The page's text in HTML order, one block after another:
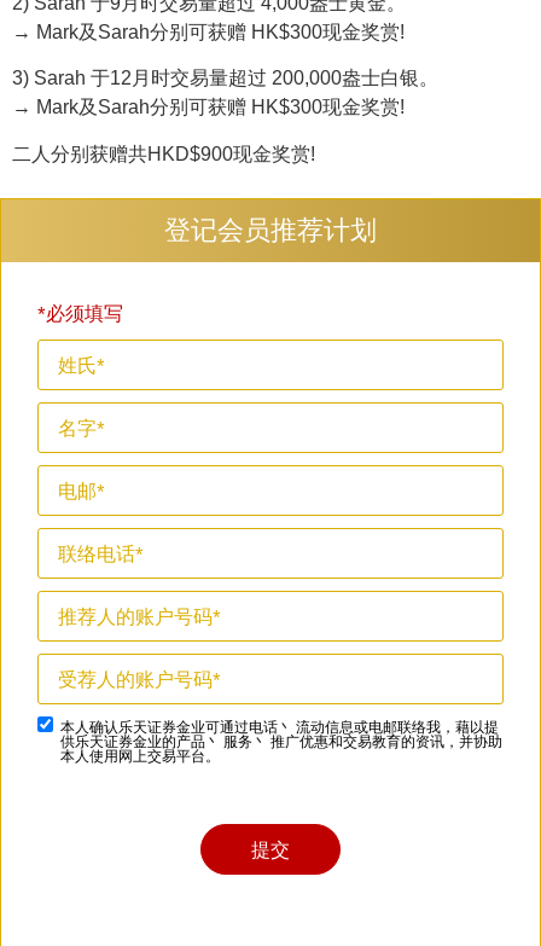
→ Mark及Sarah分别可获赠 HK$300现金奖赏!
3) Sarah 于12月时交易量超过 200,000盎士白银。
→ Mark及Sarah分别可获赠 HK$300现金奖赏!
二人分别获赠共HKD$900现金奖赏!
登记会员推荐计划
*必须填写
本人确认乐天证券金业可通过电话丶 流动信息或电邮联络我，藉以提
供乐天证券金业的产品丶 服务丶 推广优惠和交易教育的资讯，并协助
本人使用网上交易平台。